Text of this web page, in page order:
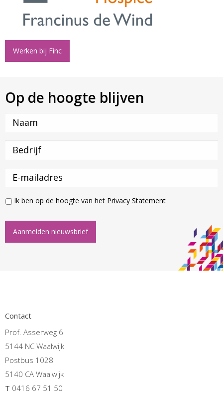
Werken bij Finc
Op de hoogte blijven
Ik ben op de hoogte van het Privacy Statement
Aanmelden nieuwsbrief
Contact
Prof. Asserweg 6
5144 NC Waalwijk
Postbus 1028
5140 CA Waalwijk
T 0416 67 51 50